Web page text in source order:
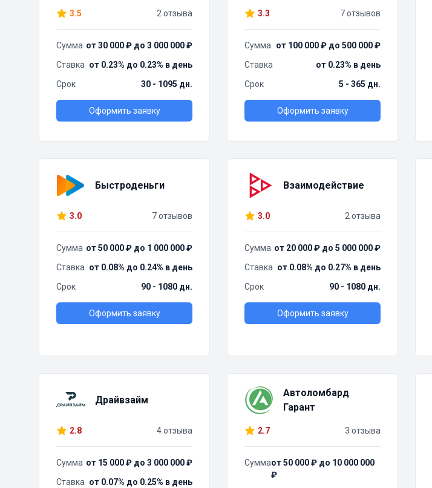
3.5 2 отзыва
Сумма от 30 000 ₽ до 3 000 000 ₽
Ставка от 0.23% до 0.23% в день
Срок
30 - 1095 дн.
Оформить заявку
3.3 7 отзывов
Сумма
от 100 000 ₽ до 500 000 ₽
Ставка
от 0.23% в день
Срок
5 - 365 дн.
Оформить заявку
Быстроденьги
3.0 7 отзывов
Сумма от 50 000 ₽ до 1 000 000 ₽
Ставка от 0.08% до 0.24% в день
Срок
90 - 1080 дн.
Оформить заявку
Взаимодействие
3.0 2 отзыва
Сумма от 20 000 ₽ до 5 000 000 ₽
Ставка от 0.08% до 0.27% в день
Срок
90 - 1080 дн.
Оформить заявку
Драйвзайм
2.8 4 отзыва
Сумма от 15 000 ₽ до 3 000 000 ₽
Ставка от 0.07% до 0.25% в день
Автоломбард
Гарант
2.7 3 отзыва
Суммаот 50 000 ₽ до 10 000 000
₽